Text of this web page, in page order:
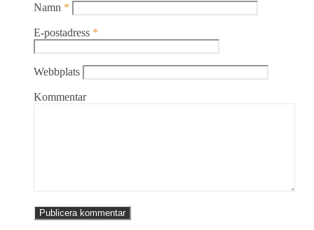
Namn *
E-postadress *
Webbplats
Kommentar